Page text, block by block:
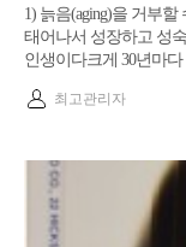
1) 늙음(aging)을 거부
태어나서 성장하고 성
인생이다크게 30년마
최고관리자